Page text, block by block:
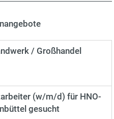
/ Großhandel
(w/m/d) für HNO-
gesucht